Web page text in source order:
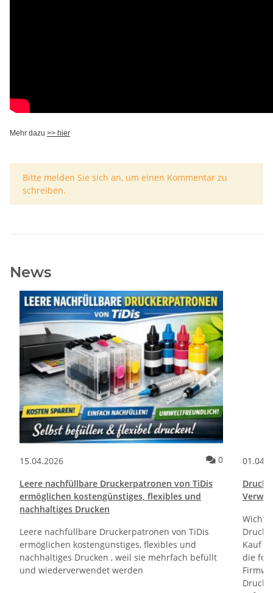
Mehr dazu >> hier
x
Bitte melden Sie sich an, um einen Kommentar zu
schreiben.
News
15.04.2026 Kommentare
0
Leere nachfüllbare Druckerpatronen von TiDis
ermöglichen kostengünstiges, flexibles und
nachhaltiges Drucken
Leere nachfüllbare Druckerpatronen von TiDis
ermöglichen kostengünstiges, flexibles und
nachhaltiges Drucken , weil sie mehrfach befüllt
und wiederverwendet werden
Kauf
die